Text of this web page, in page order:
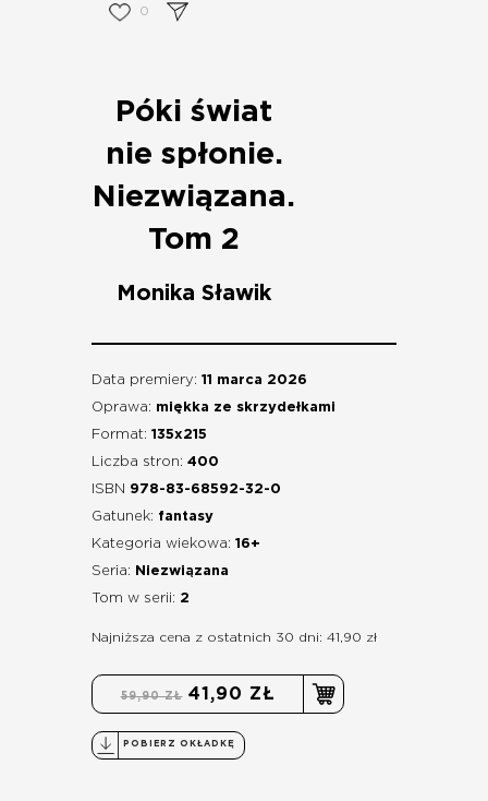
0
Póki świat
nie spłonie.
Niezwiązana.
Tom 2
Monika Sławik
Data premiery: 11 marca 2026
Oprawa: miękka ze skrzydełkami
Format: 135x215
Liczba stron: 400
ISBN 978-83-68592-32-0
Gatunek: fantasy
Kategoria wiekowa: 16+
Seria:
Niezwiązana
Tom w serii: 2
Najniższa cena z ostatnich 30 dni: 41,90 zł
59,90 ZŁ 41,90 ZŁ
POBIERZ OKŁADKĘ